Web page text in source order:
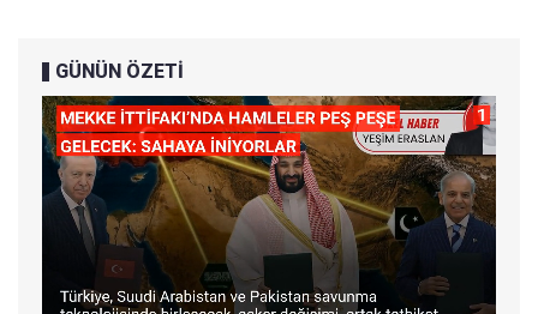
GÜNÜN ÖZETİ